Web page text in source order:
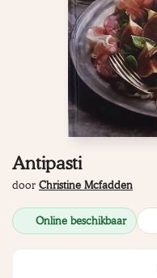
Antipasti
door Christine Mcfadden
Online beschikbaar